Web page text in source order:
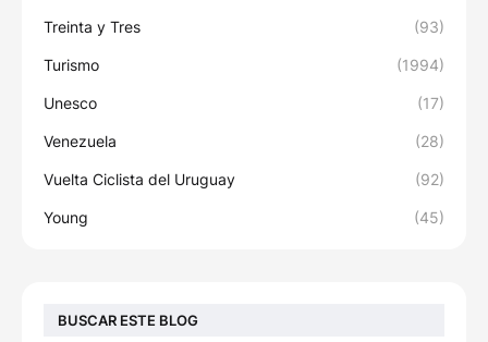
Treinta y Tres (93)
Turismo (1994)
Unesco (17)
Venezuela (28)
Vuelta Ciclista del Uruguay (92)
Young (45)
BUSCAR ESTE BLOG